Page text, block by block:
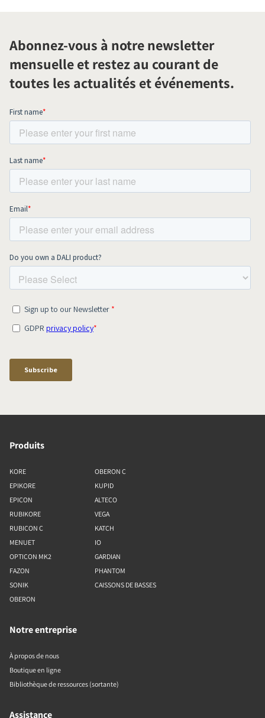
Abonnez-vous à notre newsletter
mensuelle et restez au courant de
toutes les actualités et événements.
Produits
KORE
EPIKORE
EPICON
RUBIKORE
RUBICON C
MENUET
OPTICON MK2
FAZON
SONIK
OBERON
OBERON C
KUPID
ALTECO
VEGA
KATCH
IO
GARDIAN
PHANTOM
CAISSONS DE BASSES
Notre entreprise
À propos de nous
Boutique en ligne
Bibliothèque de ressources (sortante)
Assistance